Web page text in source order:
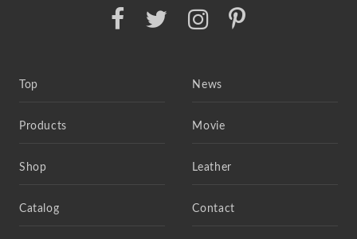
Top News
Products Movie
Shop Leather
Catalog Contact